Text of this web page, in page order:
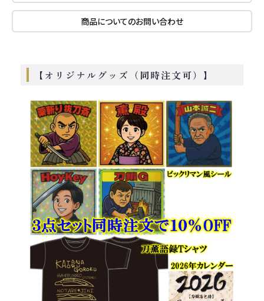
商品についてのお問い合わせ
【オリジナルグッズ（同時注文可）】